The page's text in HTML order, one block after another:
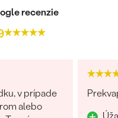
recenzie
v prípade
alebo